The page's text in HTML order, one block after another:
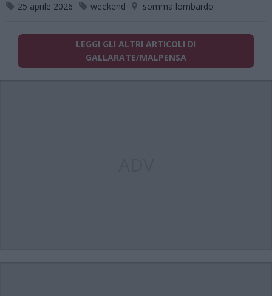
25 aprile 2026
weekend somma lombardo
LEGGI GLI ALTRI ARTICOLI DI
GALLARATE/MALPENSA